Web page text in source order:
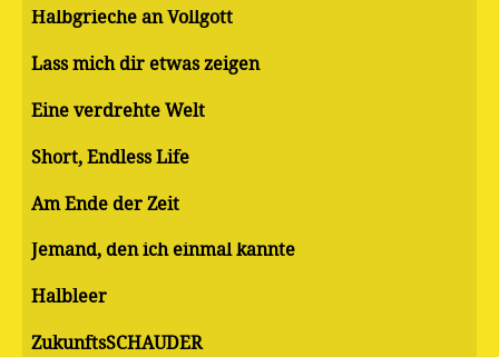
Halbgrieche an Vollgott
Lass mich dir etwas zeigen
Eine verdrehte Welt
Short, Endless Life
Am Ende der Zeit
Jemand, den ich einmal kannte
Halbleer
ZukunftsSCHAUDER